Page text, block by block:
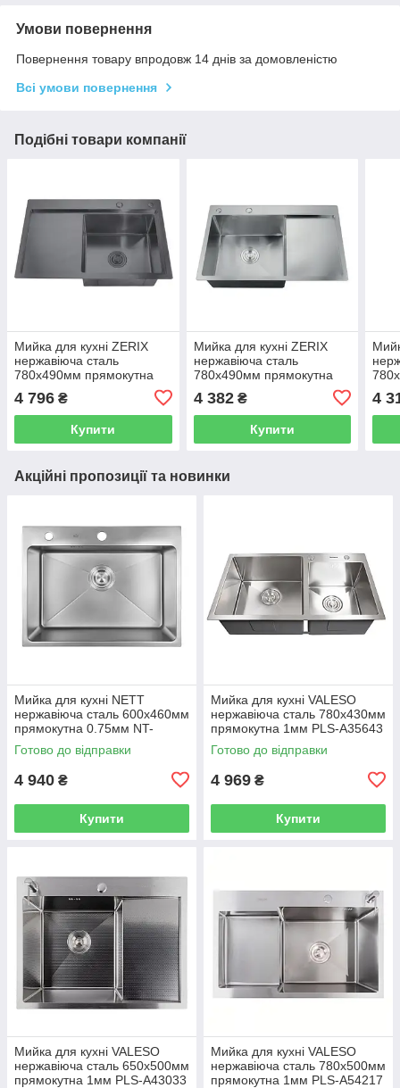
Умови повернення
Повернення товару впродовж 14 днів за домовленістю
Всі умови повернення
Подібні товари компанії
Мийка для кухні ZERIX
нержавіюча сталь
780x490мм прямокутна
4 796 ₴
Купити
Мийка для кухні ZERIX
нержавіюча сталь
780x490мм прямокутна
4 382₴
Купити
4
Акційні пропозиції та новинки
Мийка для кухні NETT
нержавіюча сталь 600x460мм
прямокутна 0.75мм NT-
045620
Готово до відправки
4 940 ₴
Купити
Мийка для кухні VALESO
нержавіюча сталь 780x430мм
прямокутна 1мм PLS-A35643
Готово до відправки
4 969 ₴
Купити
Мийка для кухні VALESO
нержавіюча сталь 650x500мм
прямокутна 1мм PLS-A43033
Мийка для кухні VALESO
нержавіюча сталь 780x500мм
прямокутна 1мм PLS-A54217